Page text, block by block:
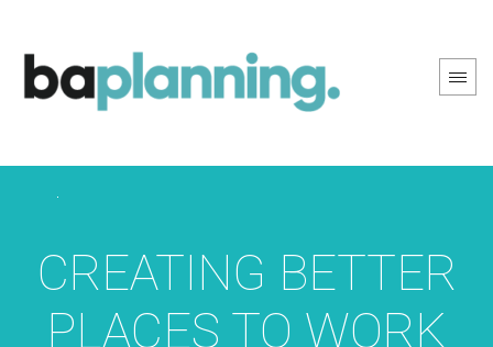
CREATING BETTER
PLACES TO WORK